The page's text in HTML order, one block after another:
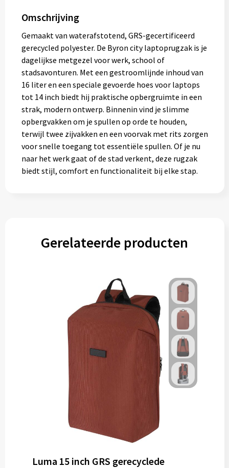
Omschrijving
Gemaakt van waterafstotend, GRS-gecertificeerd
gerecycled polyester. De Byron city laptoprugzak is je
dagelijkse metgezel voor werk, school of
stadsavonturen. Met een gestroomlijnde inhoud van
16 liter en een speciale gevoerde hoes voor laptops
tot 14 inch biedt hij praktische opbergruimte in een
strak, modern ontwerp. Binnenin vind je slimme
opbergvakken om je spullen op orde te houden,
terwijl twee zijvakken en een voorvak met rits zorgen
voor snelle toegang tot essentiële spullen. Of je nu
naar het werk gaat of de stad verkent, deze rugzak
biedt stijl, comfort en functionaliteit bij elke stap.
Gerelateerde producten
Luma 15 inch GRS gerecyclede